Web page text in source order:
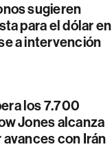
sugieren
para el dólar en
a intervención
los 7.700
Jones alcanza
con Irán